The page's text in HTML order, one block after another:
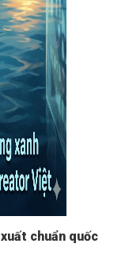
chuẩn quốc